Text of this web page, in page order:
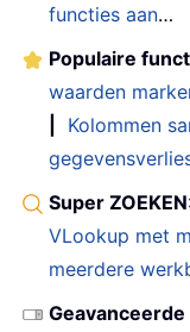
functies aan…
Populaire
waarden
Kolommen
Super ZOEKEN
VLookup met
meerdere